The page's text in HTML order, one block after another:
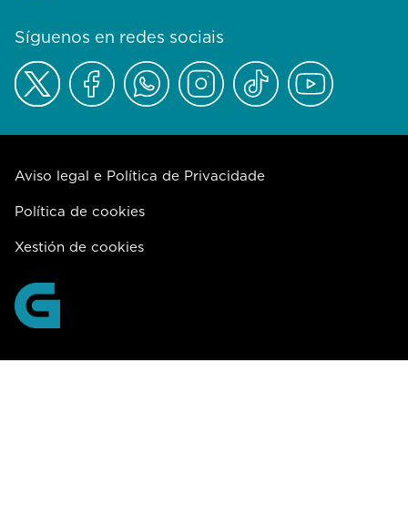
Síguenos en redes sociais
Aviso legal e Política de Privacidade
Política de cookies
Xestión de cookies